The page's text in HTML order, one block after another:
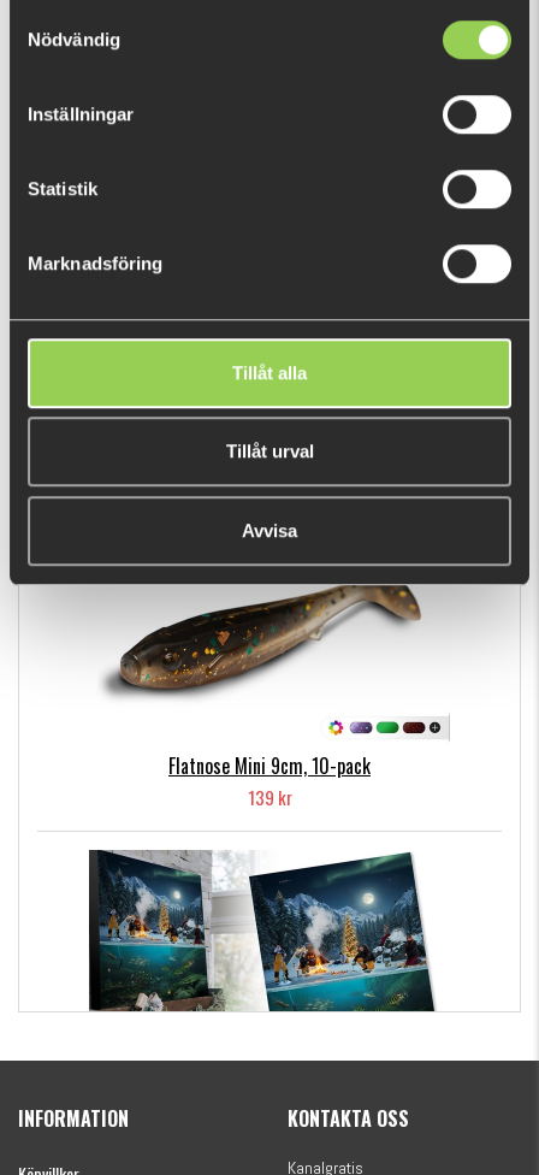
Nödvändig
Inställningar
Statistik
Marknadsföring
Tillåt alla
Tillåt urval
Avvisa
z - bby drgn mtrl ht tl
139 kr
POPULÄRA PRODUKTER
Flatnose Mini 9cm, 10-pack
139 kr
(julkalender)
INFORMATION KONTAKTA OSS
Kanalgratis